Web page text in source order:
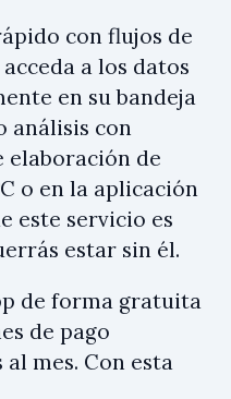
con flujos de
a los datos
en su bandeja
análisis con
elaboración de
o en la aplicación
este servicio es
estar sin él.
de forma gratuita
de pago
mes. Con esta